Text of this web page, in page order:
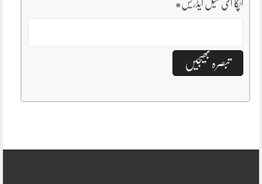
آپکا ای میل ایڈریس*